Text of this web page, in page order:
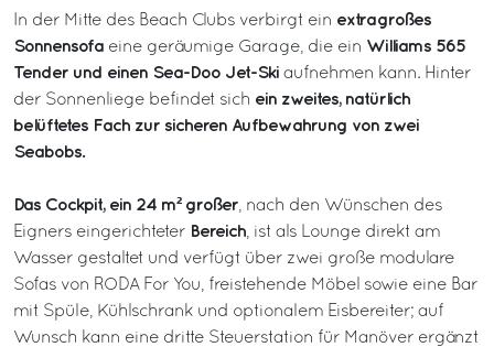
In der Mitte des Beach Clubs verbirgt ein extragroßes
Sonnensofa eine geräumige Garage, die ein Williams 565
Tender und einen Sea-Doo Jet-Ski aufnehmen kann. Hinter
der Sonnenliege befindet sich ein zweites, natürlich
belüftetes Fach zur sicheren Aufbewahrung von zwei
Seabobs.
Das Cockpit, ein 24 m² großer , nach den Wünschen des
Eigners eingerichteter Bereich , ist als Lounge direkt am
Wasser gestaltet und verfügt über zwei große modulare
Sofas von RODA For You, freistehende Möbel sowie eine Bar
mit Spüle, Kühlschrank und optionalem Eisbereiter; auf
Wunsch kann eine dritte Steuerstation für Manöver ergänzt